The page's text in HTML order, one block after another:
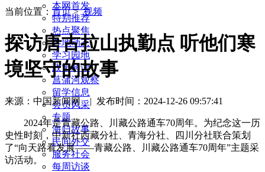
本网首发
特别推荐
热点聚焦
各地动态
学习园地
政策解读
菖蒲河观察
留学信息
会员风采
专题
海归故事
民间外交
服务社会
每周访谈
当前位置： 首页>视频
探访唐古拉山执勤点 听他们寒
境坚守的故事
来源：中国新闻网 | 发布时间：2024-12-26 09:57:41
2024年是青藏公路、川藏公路通车70周年。为纪念这一历
史性时刻，中新社西藏分社、青海分社、四川分社联合策划
了“向天路看发展——青藏公路、川藏公路通车70周年”主题采
访活动。